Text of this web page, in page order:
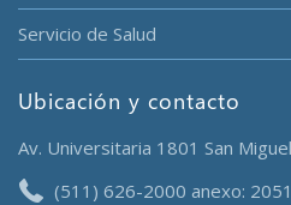
Servicio de Salud
Ubicación y contacto
Av. Universitaria 1801 San
(511) 626-2000 anexo: